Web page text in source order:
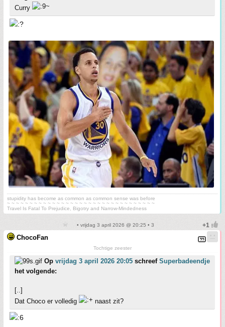
Curry
stupidity has become as common as common sense was before
~ ~ ~ ~ ~ ~ ~ ~ ~ ~ ~ ~ ~ ~ ~ ~ ~ ~ ~ ~ ~ ~ ~ ~ ~ ~ ~ ~ ~ ~ ~ ~ ~
Travel Is Fatal To Prejudice, Bigotry and Narrow-Mindedness
• vrijdag 3 april 2026 @ 20:25 • 3
ChocoFan
Tochtige zeester
Op vrijdag 3 april 2026 20:05 schreef Superbadeendje
het volgende:
[..]
Dat Choco er volledig
naast zit?